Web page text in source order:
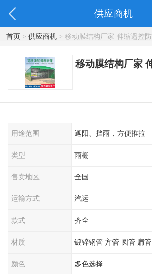
供应商机
首页> 供应商机> 移动膜结构厂家 伸缩遥控
移动膜结构厂家
用途范围 遮阳、挡雨，方便推拉
类型 雨棚
售卖地区 全国
运输方式 汽运
款式 齐全
材质 镀锌钢管 方管 圆管 扁管
颜色 多色选择